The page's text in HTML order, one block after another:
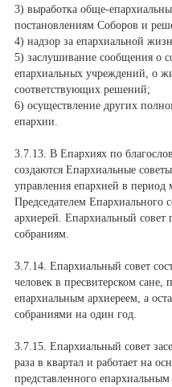
3) выработка обще-
постановлениям Соборов и
4) надзор за епархиальной
5) заслушивание сообщения о
епархиальных учреждений, о
соответствующих решений;
6) осуществление других
епархии.
3.7.13. В Епархиях по
создаются Епархиальные
управления епархией в
Председателем Епархиального
архиерей. Епархиальный совет
собраниям.
3.7.14. Епархиальный совет
человек в пресвитерском сане,
епархиальным архиереем, а
собраниями на один год.
3.7.15. Епархиальный совет
раза в квартал и работает на
представленного епархиальным